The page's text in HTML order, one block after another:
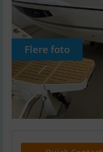
Flere foto